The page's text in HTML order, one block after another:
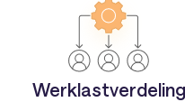
Werklastverdeling